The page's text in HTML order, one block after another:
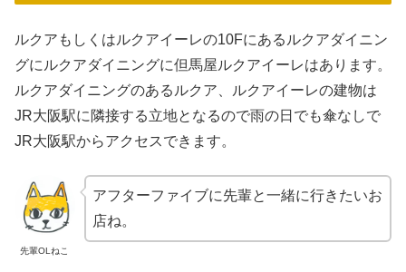
ルクアもしくはルクアイーレの10Fにあるルクアダイニン
グにルクアダイニングに但馬屋ルクアイーレはあります。
ルクアダイニングのあるルクア、ルクアイーレの建物は
JR大阪駅に隣接する立地となるので雨の日でも傘なしで
JR大阪駅からアクセスできます。
先輩OLねこ
アフターファイブに先輩と一緒に行きたいお
店ね。